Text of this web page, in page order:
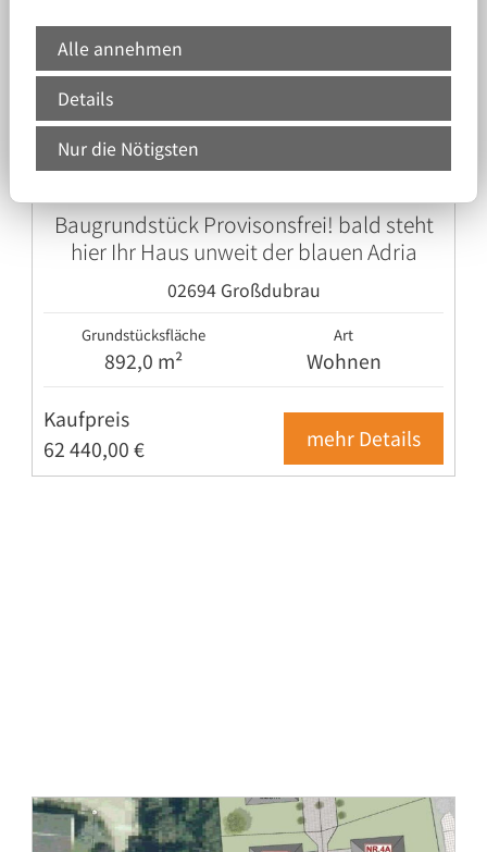
Baugrundstück Provisonsfrei! bald steht
hier Ihr Haus unweit der blauen Adria
02694 Großdubrau
Grundstücksfläche
892,0 m²
Art
Wohnen
Kaufpreis
62 440,00 €
mehr Details
Alle annehmen
Details
Nur die Nötigsten